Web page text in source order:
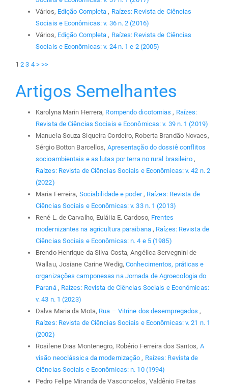
Vários, Edição Completa, Raízes: Revista de Ciências
Sociais e Econômicas: v. 36 n. 2 (2016)
Vários, Edição Completa, Raízes: Revista de Ciências
Sociais e Econômicas: v. 24 n. 1 e 2 (2005)
1 2 3 4 > >>
Artigos Semelhantes
Karolyna Marin Herrera, Rompendo dicotomias, Raízes:
Revista de Ciências Sociais e Econômicas: v. 39 n. 1 (2019)
Manuela Souza Siqueira Cordeiro, Roberta Brandão Novaes,
Sérgio Botton Barcellos, Apresentação do dossiê conflitos
socioambientais e as lutas por terra no rural brasileiro ,
Raízes: Revista de Ciências Sociais e Econômicas: v. 42 n. 2
(2022)
Maria Ferreira, Sociabilidade e poder, Raízes: Revista de
Ciências Sociais e Econômicas: v. 33 n. 1 (2013)
René L. de Carvalho, Euláiia E. Cardoso, Frentes
modernizantes na agricultura paraibana , Raízes: Revista de
Ciências Sociais e Econômicas: n. 4 e 5 (1985)
Brendo Henrique da Silva Costa, Angélica Servegnini de
Wallau, Josiane Carine Wedig,Conhecimentos, práticas e
organizações camponesas na Jornada de Agroecologia do
Paraná , Raízes: Revista de Ciências Sociais e Econômicas:
v. 43 n. 1 (2023)
Dalva Maria da Mota, Rua – Vitrine dos desempregados,
Raízes: Revista de Ciências Sociais e Econômicas: v. 21 n. 1
(2002)
Rosilene Dias Montenegro, Robério Ferreira dos Santos, A
visão neoclássica da modernização, Raízes: Revista de
Ciências Sociais e Econômicas: n. 10 (1994)
Pedro Felipe Miranda de Vasconcelos, Valdênio Freitas